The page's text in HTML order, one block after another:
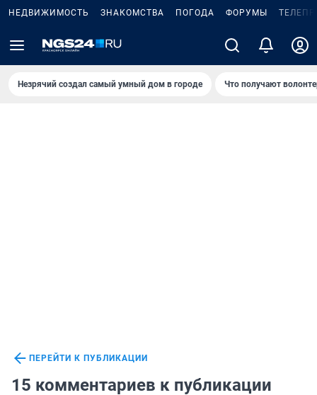
НЕДВИЖИМОСТЬ ЗНАКОМСТВА ПОГОДА ФОРУМЫ
Незрячий создал самый умный дом в городе Что получают
ПЕРЕЙТИ К ПУБЛИКАЦИИ
15 комментариев к публикации